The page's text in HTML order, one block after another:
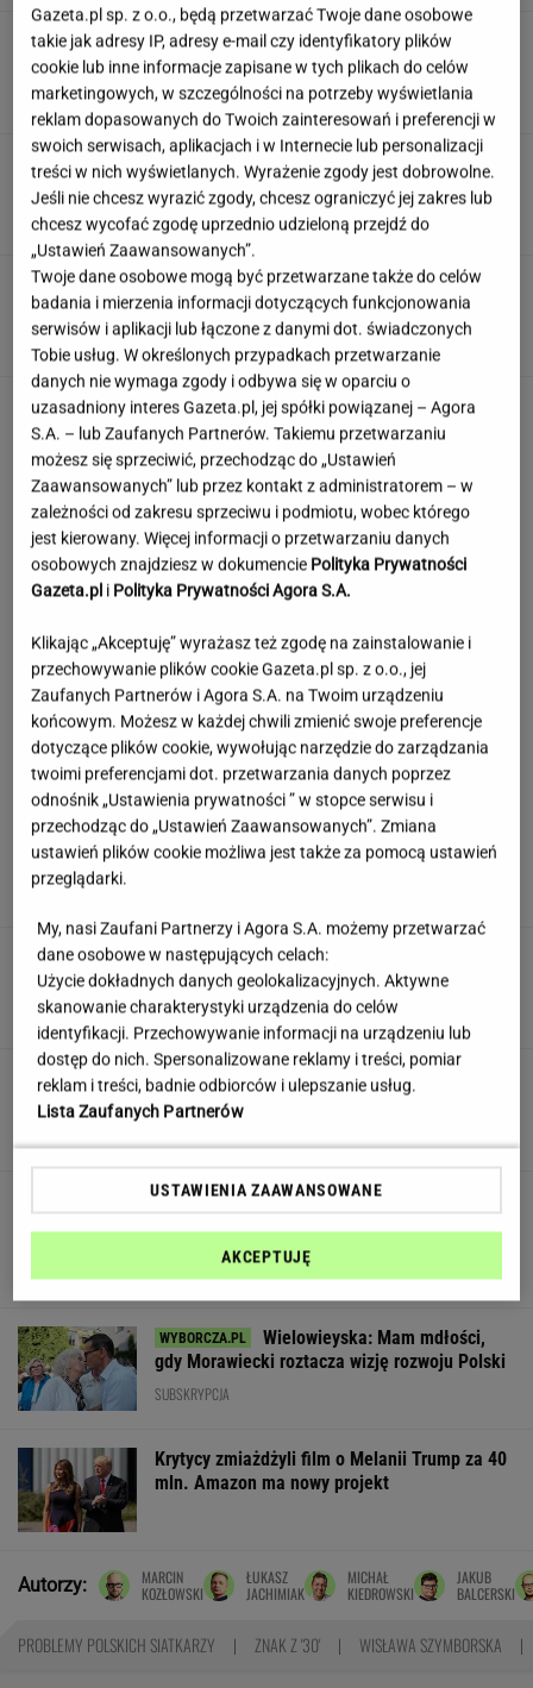
Urzędnicy pukają do domów. Chcą paragonów
MATERIAŁ PROMOCYJNY
Muzułmanin i narodowiec. Kim jest raper,
który wystąpił przed Nawrockim?
Rekord padł w niewielkim stawie. Taki okaz
trafia się bardzo rzadko
Europejski Bank Centralny miażdży pomysł
Nawrockiego i Glapińskiego
Nie dostała się do liceum mimo
świetnych wyników. Kuratorium wyjaśnia
KLAUDIA KIERZKOWSKA
Quiz językowy: Większość Polaków niestety
myli te słowa. A ty?
Edukacja domowa nie dla każdego. Jak
modelu nauki?
MATERIAŁ PROMOCYJNY
Wielowieyska: Mam mdłości,
gdy Morawiecki roztacza wizję rozwoju Polski
SUBSKRYPCJA
Krytycy zmiażdżyli film o Melanii Trump za 40
mln. Amazon ma nowy projekt
Autorzy:
MARCIN
KOZŁOWSKI
ŁUKASZ
JACHIMIAK
MICHAŁ
KIEDROWSKI
JAKUB
BALCERSKI
PROBLEMY POLSKICH SIATKARZY ZNAK Z '30' WISŁAWA SZYMBORSKA
Gazeta.pl sp. z o.o., będą przetwarzać Twoje dane osobowe
takie jak adresy IP, adresy e-mail czy identyfikatory plików
cookie lub inne informacje zapisane w tych plikach do celów
marketingowych, w szczególności na potrzeby wyświetlania
reklam dopasowanych do Twoich zainteresowań i preferencji w
swoich serwisach, aplikacjach i w Internecie lub personalizacji
treści w nich wyświetlanych. Wyrażenie zgody jest dobrowolne.
Jeśli nie chcesz wyrazić zgody, chcesz ograniczyć jej zakres lub
chcesz wycofać zgodę uprzednio udzieloną przejdź do
„Ustawień Zaawansowanych”.
Twoje dane osobowe mogą być przetwarzane także do celów
badania i mierzenia informacji dotyczących funkcjonowania
serwisów i aplikacji lub łączone z danymi dot. świadczonych
Tobie usług. W określonych przypadkach przetwarzanie
danych nie wymaga zgody i odbywa się w oparciu o
uzasadniony interes Gazeta.pl, jej spółki powiązanej – Agora
S.A. – lub Zaufanych Partnerów. Takiemu przetwarzaniu
możesz się sprzeciwić, przechodząc do „Ustawień
Zaawansowanych” lub przez kontakt z administratorem – w
zależności od zakresu sprzeciwu i podmiotu, wobec którego
jest kierowany. Więcej informacji o przetwarzaniu danych
osobowych znajdziesz w dokumencie Polityka Prywatności
Gazeta.pl i Polityka Prywatności Agora S.A.
Klikając „Akceptuję” wyrażasz też zgodę na zainstalowanie i
przechowywanie plików cookie Gazeta.pl sp. z o.o., jej
Zaufanych Partnerów i Agora S.A. na Twoim urządzeniu
końcowym. Możesz w każdej chwili zmienić swoje preferencje
dotyczące plików cookie, wywołując narzędzie do zarządzania
twoimi preferencjami dot. przetwarzania danych poprzez
odnośnik „Ustawienia prywatności ” w stopce serwisu i
przechodząc do „Ustawień Zaawansowanych”. Zmiana
ustawień plików cookie możliwa jest także za pomocą ustawień
przeglądarki.
My, nasi Zaufani Partnerzy i Agora S.A. możemy przetwarzać
dane osobowe w następujących celach:
Użycie dokładnych danych geolokalizacyjnych. Aktywne
skanowanie charakterystyki urządzenia do celów
identyfikacji. Przechowywanie informacji na urządzeniu lub
dostęp do nich. Spersonalizowane reklamy i treści, pomiar
reklam i treści, badnie odbiorców i ulepszanie usług.
Lista Zaufanych Partnerów
USTAWIENIA ZAAWANSOWANE
AKCEPTUJĘ